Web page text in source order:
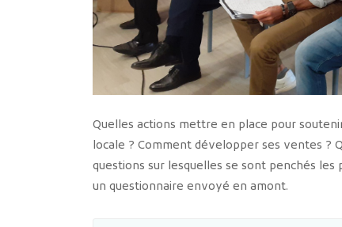
Quelles actions mettre en place pour
locale ? Comment développer ses ventes ?
questions sur lesquelles se sont penchés
un questionnaire envoyé en amont.